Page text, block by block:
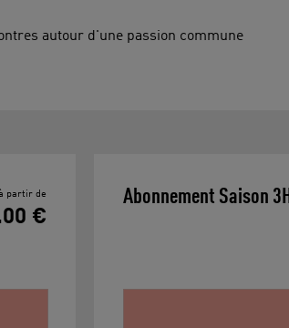
autour d'une passion commune
partir de
€
Abonnement Saison